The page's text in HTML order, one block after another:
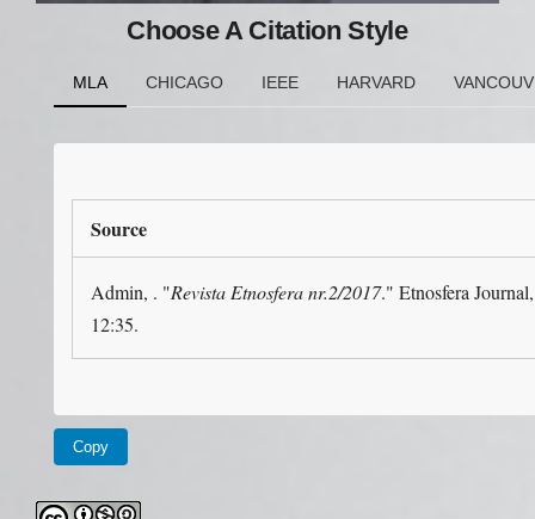
Choose A Citation Style
MLA CHICAGO IEEE HARVARD
Source
Admin, . "Revista Etnosfera nr.2/2017." Etnosfera
12:35.
Copy